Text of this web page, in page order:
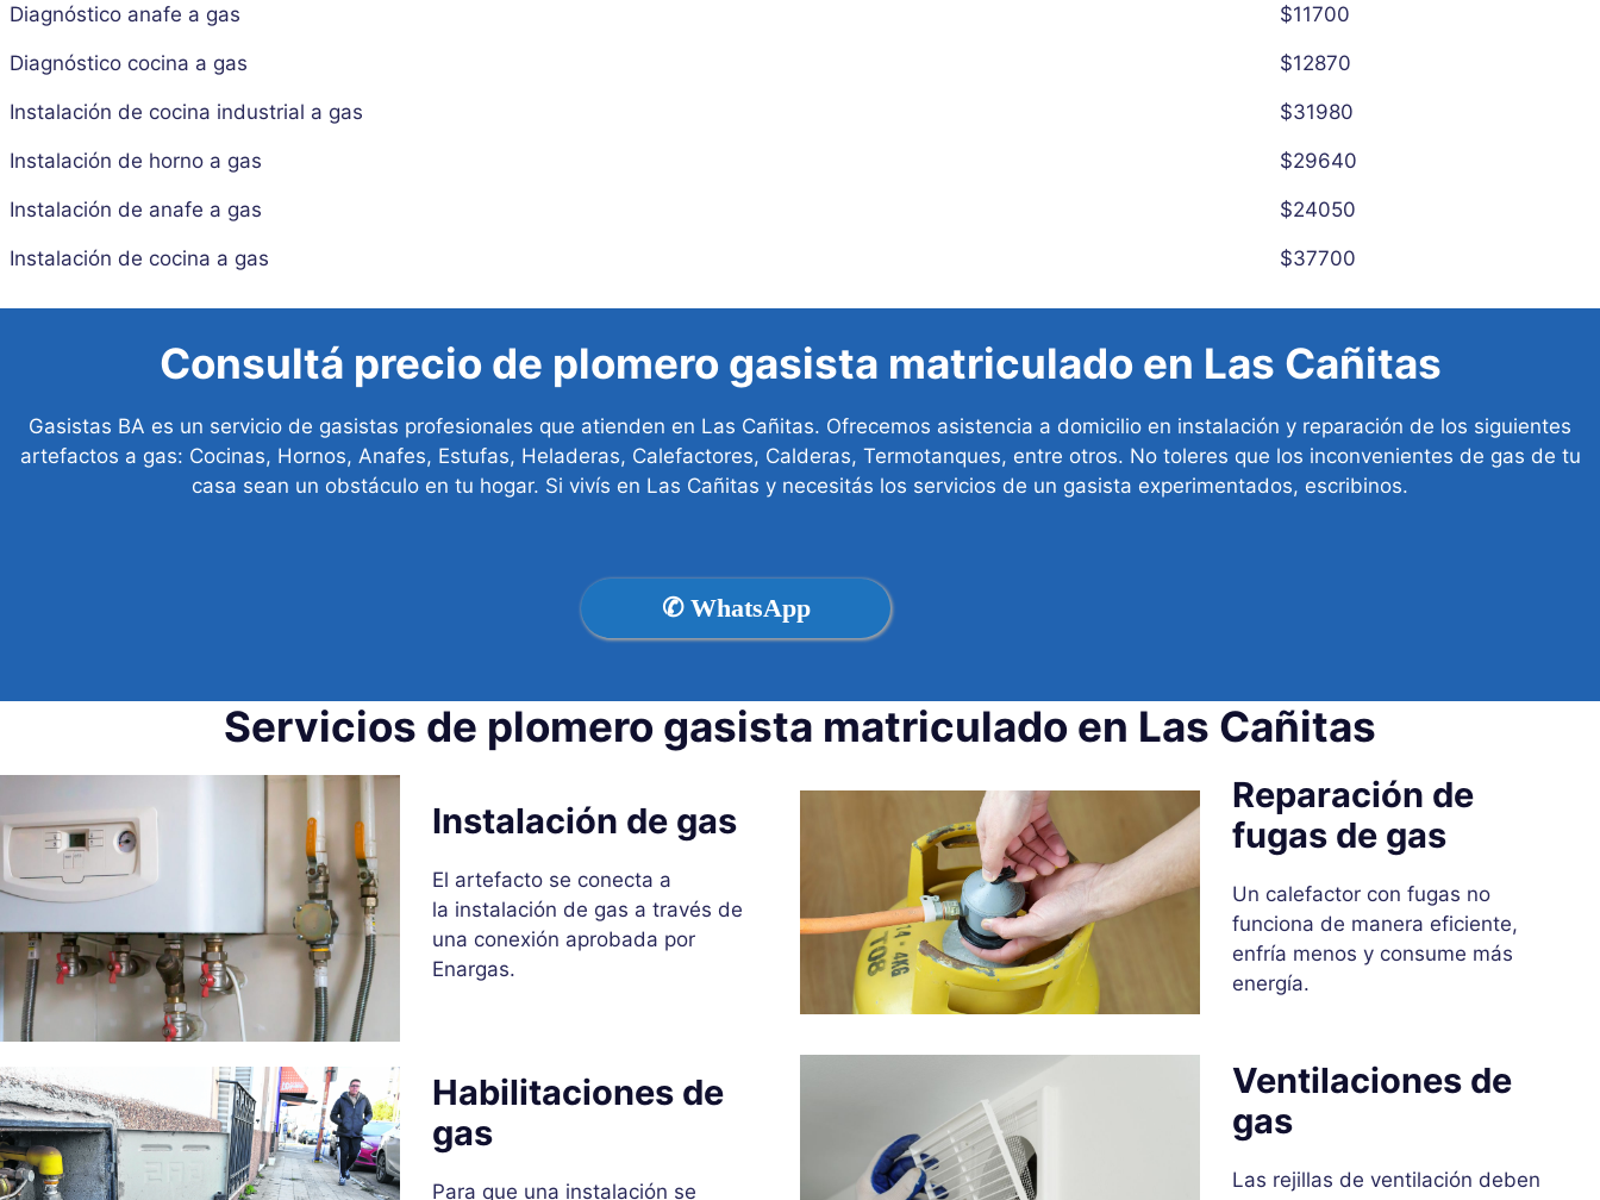
Diagnóstico anafe a gas $11700
Diagnóstico cocina a gas $12870
Instalación de cocina industrial a gas $31980
Instalación de horno a gas $29640
Instalación de anafe a gas $24050
Instalación de cocina a gas $37700
Consultá precio de plomero gasista matriculado en Las Cañitas
Gasistas BA es un servicio de gasistas profesionales que atienden en Las Cañitas. Ofrecemos asistencia a domicilio en instalación y reparación de los siguientes
artefactos a gas: Cocinas, Hornos, Anafes, Estufas, Heladeras, Calefactores, Calderas, Termotanques, entre otros. No toleres que los inconvenientes de gas de tu
casa sean un obstáculo en tu hogar. Si vivís en Las Cañitas y necesitás los servicios de un gasista experimentados, escribinos.
✆ WhatsApp
Servicios de plomero gasista matriculado en Las Cañitas
Instalación de gas
El artefacto se conecta a
la instalación de gas a través de
una conexión aprobada por
Enargas.
Habilitaciones de
gas
Para que una instalación se
Reparación de
fugas de gas
Un calefactor con fugas no
funciona de manera eficiente,
enfría menos y consume más
energía.
Ventilaciones de
gas
Las rejillas de ventilación deben